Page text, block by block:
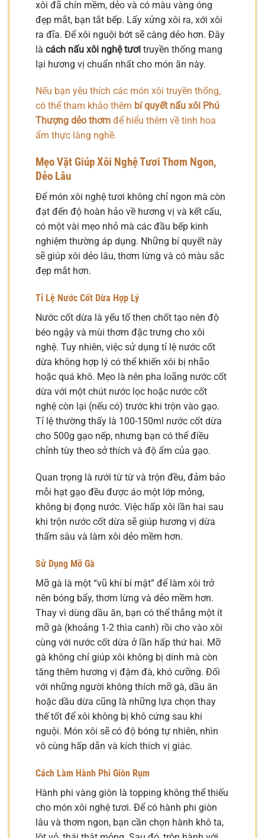
xôi đã chín mềm, dẻo và có màu vàng óng
đẹp mắt, bạn tắt bếp. Lấy xửng xôi ra, xới xôi
ra đĩa. Để xôi nguội bớt sẽ càng dẻo hơn. Đây
là cách nấu xôi nghệ tươi truyền thống mang
lại hương vị chuẩn nhất cho món ăn này.
Nếu bạn yêu thích các món xôi truyền thống,
có thể tham khảo thêm bí quyết nấu xôi Phú
Thượng dẻo thơm để hiểu thêm về tinh hoa
ẩm thực làng nghề.
Mẹo Vặt Giúp Xôi Nghệ Tươi Thơm Ngon,
Dẻo Lâu
Để món xôi nghệ tươi không chỉ ngon mà còn
đạt đến độ hoàn hảo về hương vị và kết cấu,
có một vài mẹo nhỏ mà các đầu bếp kinh
nghiệm thường áp dụng. Những bí quyết này
sẽ giúp xôi dẻo lâu, thơm lừng và có màu sắc
đẹp mắt hơn.
Tỉ Lệ Nước Cốt Dừa Hợp Lý
Nước cốt dừa là yếu tố then chốt tạo nên độ
béo ngậy và mùi thơm đặc trưng cho xôi
nghệ. Tuy nhiên, việc sử dụng tỉ lệ nước cốt
dừa không hợp lý có thể khiến xôi bị nhão
hoặc quá khô. Mẹo là nên pha loãng nước cốt
dừa với một chút nước lọc hoặc nước cốt
nghệ còn lại (nếu có) trước khi trộn vào gạo.
Tỉ lệ thường thấy là 100-150ml nước cốt dừa
cho 500g gạo nếp, nhưng bạn có thể điều
chỉnh tùy theo sở thích và độ ẩm của gạo.
Quan trọng là rưới từ từ và trộn đều, đảm bảo
mỗi hạt gạo đều được áo một lớp mỏng,
không bị đọng nước. Việc hấp xôi lần hai sau
khi trộn nước cốt dừa sẽ giúp hương vị dừa
thấm sâu và làm xôi dẻo mềm hơn.
Sử Dụng Mỡ Gà
Mỡ gà là một “vũ khí bí mật” để làm xôi trở
nên bóng bẩy, thơm lừng và dẻo mềm hơn.
Thay vì dùng dầu ăn, bạn có thể thắng một ít
mỡ gà (khoảng 1-2 thìa canh) rồi cho vào xôi
cùng với nước cốt dừa ở lần hấp thứ hai. Mỡ
gà không chỉ giúp xôi không bị dính mà còn
tăng thêm hương vị đậm đà, khó cưỡng. Đối
với những người không thích mỡ gà, dầu ăn
hoặc dầu dừa cũng là những lựa chọn thay
thế tốt để xôi không bị khô cứng sau khi
nguội. Món xôi sẽ có độ bóng tự nhiên, nhìn
vô cùng hấp dẫn và kích thích vị giác.
Cách Làm Hành Phi Giòn Rụm
Hành phi vàng giòn là topping không thể thiếu
cho món xôi nghệ tươi. Để có hành phi giòn
lâu và thơm ngon, bạn cần chọn hành khô ta,